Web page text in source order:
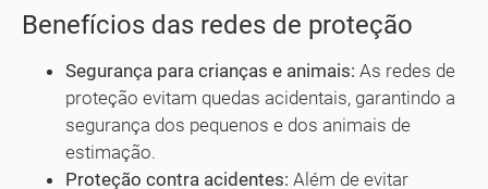
Benefícios das redes de proteção
Segurança para crianças e animais: As redes de
proteção evitam quedas acidentais, garantindo a
segurança dos pequenos e dos animais de
estimação.
Proteção contra acidentes: Além de evitar